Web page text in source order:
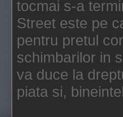
tocmai s-a
Street este pe
pentru pretul
schimbarilor in
va duce la
piata si,